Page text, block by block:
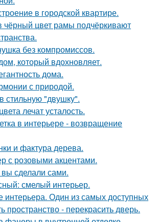
в городской квартире.
цвет рамы подчёркивают
без компромиссов.
который вдохновляет.
дома.
с природой.
стильную "двушку".
лечат усталость.
в интерьере - возвращение
и фактура дерева.
с розовыми акцентами.
сделали сами.
смелый интерьер.
интерьера. Один из самых доступных
пространство - перекрасить дверь.